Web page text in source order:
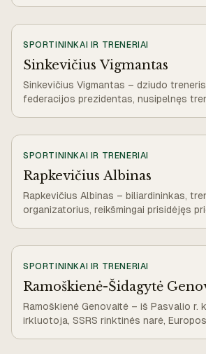
SPORTININKAI IR TRENERIAI
Sinkevičius Vigmantas
Sinkevičius Vigmantas – dziudo
federacijos prezidentas, nusipelnęs
SPORTININKAI IR TRENERIAI
Rapkevičius Albinas
Rapkevičius Albinas – biliardininkas,
organizatorius, reikšmingai prisidėjęs
SPORTININKAI IR TRENERIAI
Ramoškienė-Šidagytė
Ramoškienė Genovaitė – iš Pasvalio r.
irkluotoja, SSRS rinktinės narė,